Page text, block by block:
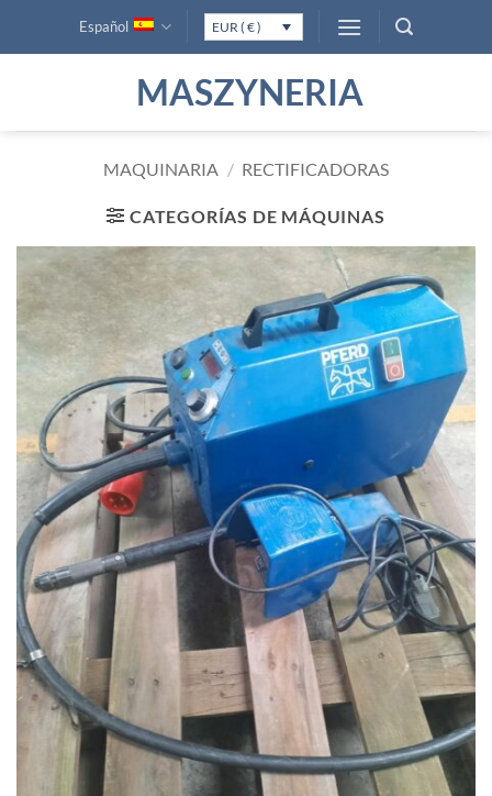
Español EUR ( € )
MASZYNERIA
MAQUINARIA / RECTIFICADORAS
CATEGORÍAS DE MÁQUINAS